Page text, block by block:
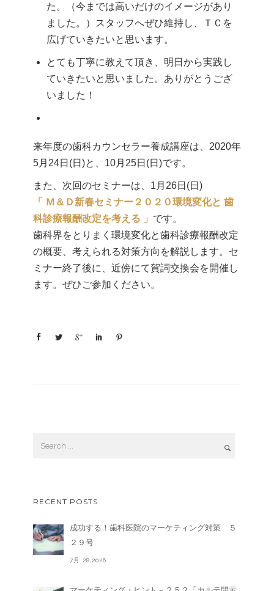
た。（今までは高いだけのイメージがあり
ました。）スタッフへぜひ維持し、ＴＣを
広げていきたいと思います。
とても丁寧に教えて頂き、明日から実践し
ていきたいと思いました。ありがとうござ
いました！
来年度の歯科カウンセラー養成講座は、2020年
5月24日(日)と、10月25日(日)です。
また、次回のセミナーは、1月26日(日)
「 Ｍ＆Ｄ新春セミナー２０２０環境変化と 歯
科診療報酬改定を考える 」 です。
歯科界をとりまく環境変化と歯科診療報酬改定
の概要、考えられる対策方向を解説します。セ
ミナー終了後に、近傍にて賀詞交換会を開催し
ます。ぜひご参加ください。
RECENT POSTS
成功する！歯科医院のマーケティング対策 ５
２９号
7月 28,2026